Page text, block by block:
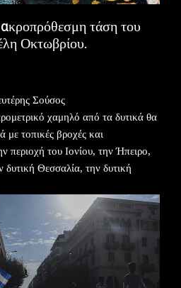
τάση του
Οκτωβρίου.
Σούσος
χαμηλό από τα δυτικά θα
με τοπικές βροχές και
περιοχή του Ιονίου, την Ήπειρο,
Θεσσαλία, την δυτική